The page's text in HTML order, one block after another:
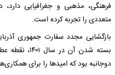
فرهنگی، مذهبی و جغرافیایی
متعددی را تجربه کرده است.
بسته شدن آن
دوجانبه بود که امیدها را برای